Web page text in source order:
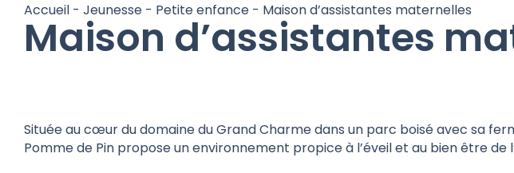
Accueil - Jeunesse - Petite enfance - Maison d’assistantes maternelles
Maison d’assistantes
Située au cœur du domaine du Grand Charme dans un parc boisé avec sa
Pomme de Pin propose un environnement propice à l’éveil et au bien être de